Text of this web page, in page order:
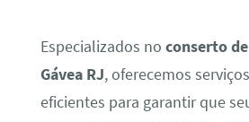
Especializados no conserto
Gávea RJ, oferecemos
eficientes para garantir que